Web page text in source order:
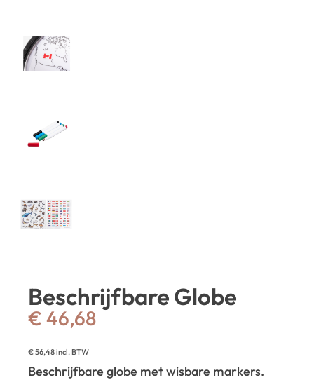
Beschrijfbare Globe
€ 46,68
€56,48incl. BTW
Beschrijfbare globe met wisbare markers.